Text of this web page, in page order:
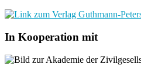
In Kooperation mit